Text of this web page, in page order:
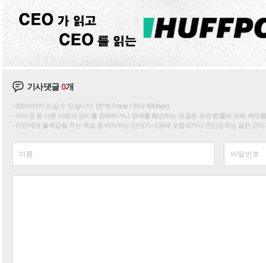
기사댓글0개
200자까지 쓰실 수 있습니다. (현재 0 byte / 최대 400byte)
저작권 등 다른 사람의 권리를 침해하거나 명예를 훼손하는 댓글은 관련 법률에 의해 제재
타인에게 불쾌감을 주는 욕설 등 비하하는 단어가 내용에 포함되거나 인신공격성 글은 관